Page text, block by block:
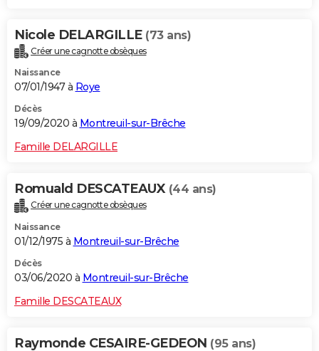
Nicole DELARGILLE (73 ans)
Créer une cagnotte obsèques
Naissance
07/01/1947 à Roye
Décès
19/09/2020 à Montreuil-sur-Brêche
Famille DELARGILLE
Romuald DESCATEAUX (44 ans)
Créer une cagnotte obsèques
Naissance
01/12/1975 à Montreuil-sur-Brêche
Décès
03/06/2020 à Montreuil-sur-Brêche
Famille DESCATEAUX
Raymonde CESAIRE-GEDEON (95 ans)